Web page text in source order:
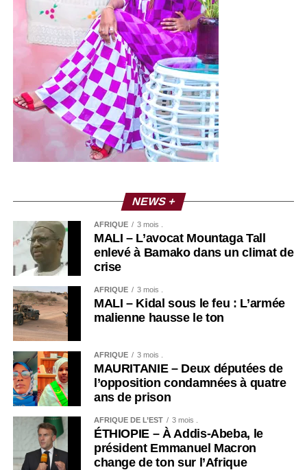
NEWS +
AFRIQUE 3 mois .
MALI – L’avocat Mountaga Tall
enlevé à Bamako dans un climat de
crise
AFRIQUE 3 mois .
MALI – Kidal sous le feu : L’armée
malienne hausse le ton
AFRIQUE 3 mois .
MAURITANIE – Deux députées de
l’opposition condamnées à quatre
ans de prison
AFRIQUE DE L’EST 3 mois .
ÉTHIOPIE – À Addis-Abeba, le
président Emmanuel Macron
change de ton sur l’Afrique